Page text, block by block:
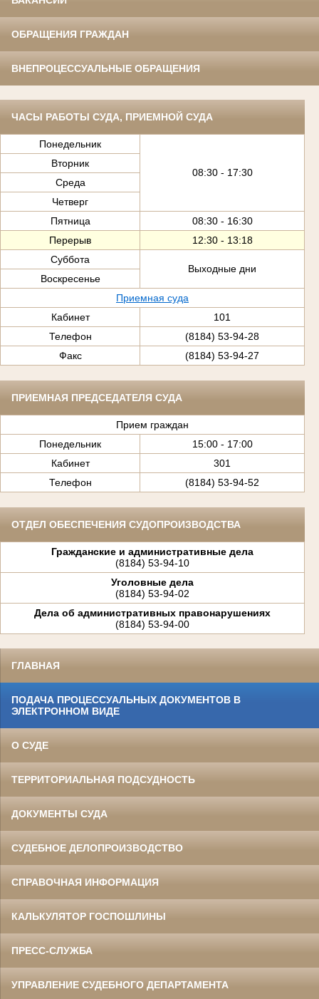
ОБРАЩЕНИЯ ГРАЖДАН
ВНЕПРОЦЕССУАЛЬНЫЕ ОБРАЩЕНИЯ
ЧАСЫ РАБОТЫ СУДА, ПРИЕМНОЙ СУДА
Понедельник
08:30 - 17:30
Вторник
Среда
Четверг
Пятница
08:30 - 16:30
Перерыв
12:30 - 13:18
Суббота
Выходные дни
Воскресенье
Приемная суда
Кабинет
101
Телефон
(8184) 53-94-28
Факс
(8184) 53-94-27
ПРИЕМНАЯ ПРЕДСЕДАТЕЛЯ СУДА
Прием граждан
Понедельник
15:00 - 17:00
Кабинет
301
Телефон
(8184) 53-94-52
ОТДЕЛ ОБЕСПЕЧЕНИЯ СУДОПРОИЗВОДСТВА
Гражданские и административные дела
(8184) 53-94-10
Уголовные дела
(8184) 53-94-02
Дела об административных правонарушениях
(8184) 53-94-00
ГЛАВНАЯ
ПОДАЧА ПРОЦЕССУАЛЬНЫХ ДОКУМЕНТОВ В
ЭЛЕКТРОННОМ ВИДЕ
О СУДЕ
ТЕРРИТОРИАЛЬНАЯ ПОДСУДНОСТЬ
ДОКУМЕНТЫ СУДА
СУДЕБНОЕ ДЕЛОПРОИЗВОДСТВО
СПРАВОЧНАЯ ИНФОРМАЦИЯ
КАЛЬКУЛЯТОР ГОСПОШЛИНЫ
ПРЕСС-СЛУЖБА
УПРАВЛЕНИЕ СУДЕБНОГО ДЕПАРТАМЕНТА